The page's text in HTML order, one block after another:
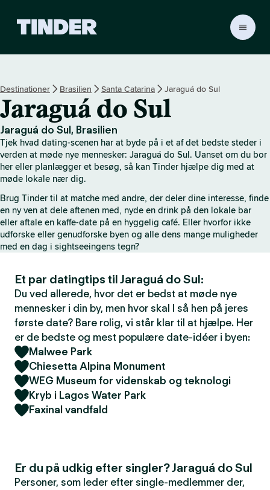
r
s
s
t
a
r
t
d
e
Destinationer Brasilien Santa Catarina Jaraguá do Sul
Jaraguá do Sul
Jaraguá do Sul, Brasilien
Tjek hvad dating-scenen har at byde på i et af det bedste steder i
verden at møde nye mennesker: Jaraguá do Sul. Uanset om du bor
her eller planlægger et besøg, så kan Tinder hjælpe dig med at
møde lokale nær dig.
Brug Tinder til at matche med andre, der deler dine interesse, finde
en ny ven at dele aftenen med, nyde en drink på den lokale bar
eller aftale en kaffe-date på en hyggelig café. Eller hvorfor ikke
udforske eller genudforske byen og alle dens mange muligheder
med en dag i sightseeingens tegn?
Et par datingtips til Jaraguá do Sul:
Du ved allerede, hvor det er bedst at møde nye
mennesker i din by, men hvor skal I så hen på jeres
første date? Bare rolig, vi står klar til at hjælpe. Her
er de bedste og mest populære date-idéer i byen:
Malwee Park
Chiesetta Alpina Monument
WEG Museum for videnskab og teknologi
Kryb i Lagos Water Park
Faxinal vandfald
Er du på udkig efter singler? Jaraguá do Sul
Personer, som leder efter single-medlemmer der,